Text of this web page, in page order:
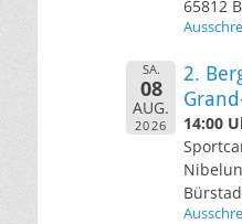
65812
SA.
08
AUG.
2026
2.
14:00